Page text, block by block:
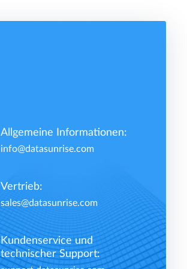
Allgemeine Informationen:
info@datasunrise.com
Vertrieb:
sales@datasunrise.com
Kundenservice und
technischer Support: